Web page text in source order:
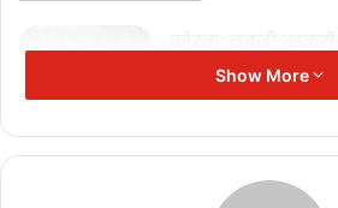
बंधक बनाकर पीटा
November 17, 2025
SIR कार्य में
पटवारियों को कारण
Show More